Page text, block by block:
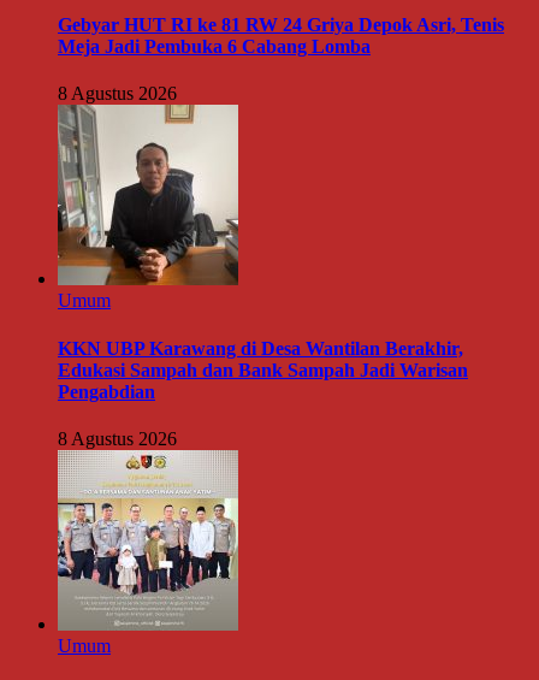
Gebyar HUT RI ke 81 RW 24 Griya Depok Asri, Tenis
Meja Jadi Pembuka 6 Cabang Lomba
8 Agustus 2026
Umum
KKN UBP Karawang di Desa Wantilan Berakhir,
Edukasi Sampah dan Bank Sampah Jadi Warisan
Pengabdian
8 Agustus 2026
Umum